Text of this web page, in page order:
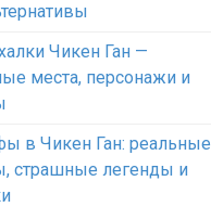
Чикен Ган —
места, персонажи и
в Чикен Ган: реальные
страшные легенды и